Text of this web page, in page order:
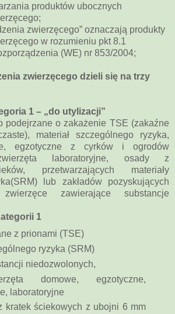
produktów ubocznych
zwierzęcego” oznaczają produkty
w rozumieniu pkt 8.1
(WE) nr 853/2004;
zwierzęcego dzieli się na trzy
1 – „do utylizacji”
podejrzane o zakażenie TSE (zakaźne
materiał szczególnego ryzyka,
egzotyczne z cyrków i ogrodów
laboratoryjne, osady z
przetwarzających materiały
lub zakładów pozyskujących
zawierające substancje
1
z prionami (TSE)
ryzyka (SRM)
niedozwolonych,
domowe, egzotyczne,
laboratoryjne
kratek ściekowych z ubojni 6 mm